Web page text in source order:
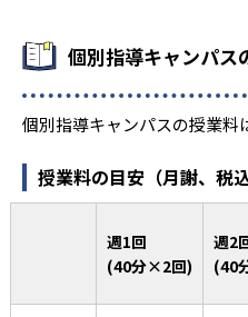
個別指導キャンパス
個別指導キャンパスの授業料
授業料の目安（月謝、税込
週1回
(40分×2回)
週2
(40